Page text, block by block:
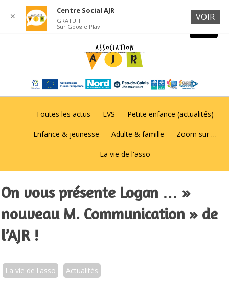
Toutes les actus EVS Petite enfance (actualités)
Enfance & jeunesse Adulte & famille Zoom sur …
La vie de l'asso
On vous présente Logan … »
nouveau M. Communication » de
l’AJR !
La vie de l'asso Actualités
✕
Centre Social AJR
GRATUIT
Sur Google Play
VOIR